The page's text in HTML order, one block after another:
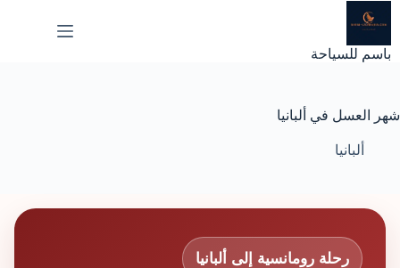
إلى
باسم للسياحة
شهر العسل في ألبانيا
ألبانيا
رحلة رومانسية إلى ألبانيا